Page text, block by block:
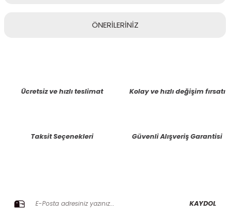
ÖNERİLERİNİZ
Ürün bilgilerinde hatalar bulunuyor.
Ücretsiz ve hızlı teslimat Kolay ve hızlı değişim fırsatı
Taksit Seçenekleri Güvenli Alışveriş Garantisi
KAYDOL